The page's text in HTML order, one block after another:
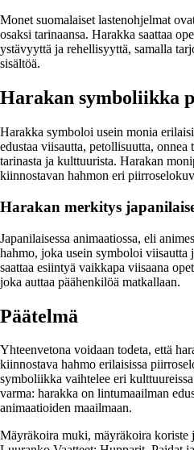
Monet suomalaiset lastenohjelmat
osaksi tarinaansa. Harakka saattaa
ystävyyttä ja rehellisyyttä, samalla
sisältöä.
Harakan symboliikka
Harakka symboloi usein monia
edustaa viisautta, petollisuutta,
tarinasta ja kulttuurista. Harakan
kiinnostavan hahmon eri
Harakan merkitys
Japanilaisessa animaatiossa, eli
hahmo, joka usein symboloi viisautta
saattaa esiintyä vaikkapa viisaana
joka auttaa päähenkilöä matkallaan.
Päätelmä
Yhteenvetona voidaan todeta, että
kiinnostava hahmo erilaisissa
symboliikka vaihtelee eri
varma: harakka on lintumaailman
animaatioiden maailmaan.
Mäyräkoira muki, mäyräkoira koriste